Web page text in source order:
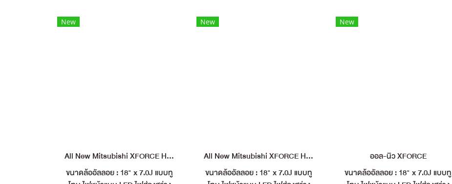
New
All New Mitsubishi XFORCE HEV ULTIMATE X
ขนาดล้ออัลลอย : 18" x 7.0J แบบทู
New
All New Mitsubishi XFORCE HEV
ขนาดล้ออัลลอย : 18" x 7.0J แบบทู
New
ออล-นิว XFORCE
ขนาดล้ออัลลอย : 18" x 7.0J แบบทู